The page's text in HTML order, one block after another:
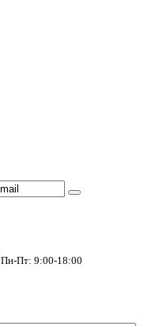
Пн-Пт: 9:00-18:00